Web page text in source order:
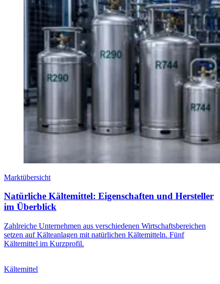
Marktübersicht
Natürliche Kältemittel: Eigenschaften und Hersteller
im Überblick
Zahlreiche Unternehmen aus verschiedenen Wirtschaftsbereichen
setzen auf Kälteanlagen mit natürlichen Kältemitteln. Fünf
Kältemittel im Kurzprofil.
Kältemittel